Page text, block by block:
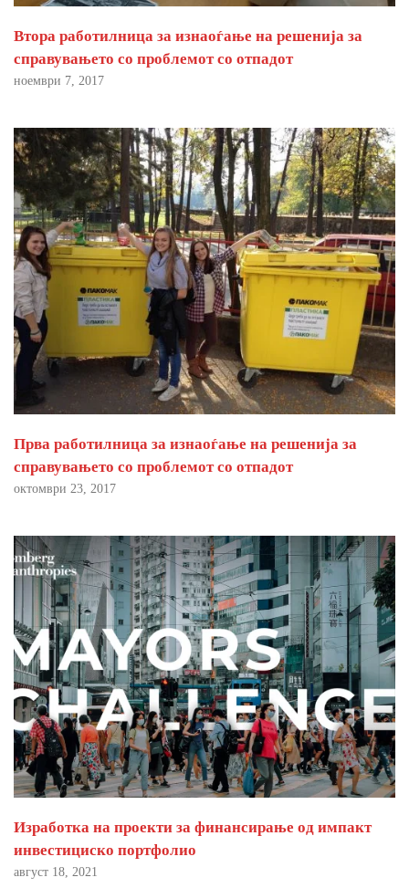
Втора работилница за изнаоѓање на решенија за
справувањето со проблемот со отпадот
ноември 7, 2017
Прва работилница за изнаоѓање на решенија за
справувањето со проблемот со отпадот
октомври 23, 2017
Изработка на проекти за финансирање од импакт
инвестициско портфолио
август 18, 2021